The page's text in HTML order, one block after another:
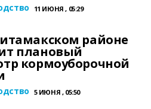
11 ИЮНЯ , 05:29
районе
плановый
кормоуборочной
5 ИЮНЯ , 05:50